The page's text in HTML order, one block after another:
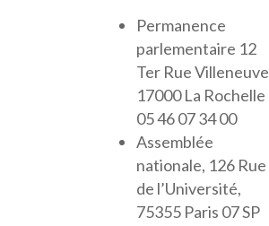
Permanence
parlementaire 12
Ter Rue Villeneuve
17000 La Rochelle
05 46 07 34 00
Assemblée
nationale, 126 Rue
de l’Université,
75355 Paris 07 SP